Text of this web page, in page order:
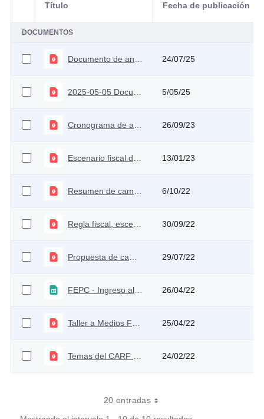
Selección del elemento
Título Fecha de publicación
DOCUMENTOS
24/07/25
5/05/25
26/09/23
13/01/23
6/10/22
30/09/22
29/07/22
FEPC - Ingreso al productor 26/04/22
25/04/22
24/02/22
20 entradas